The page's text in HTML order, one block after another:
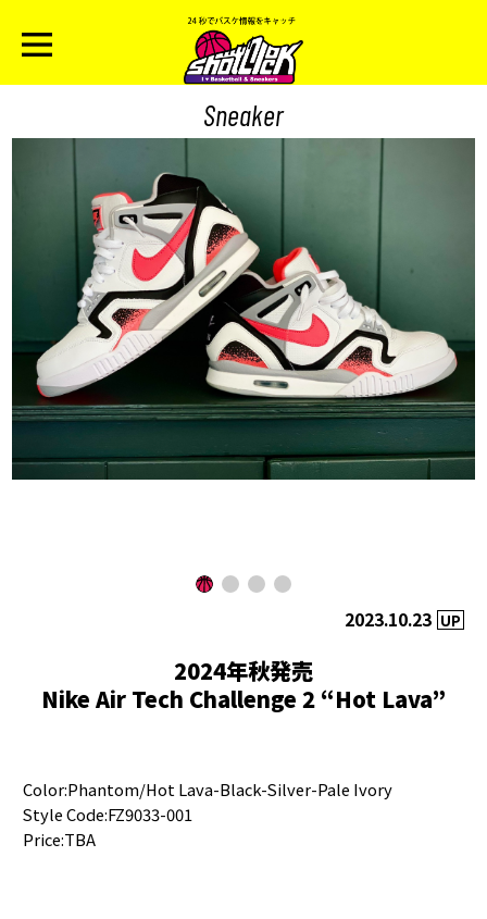
Sneaker
2023.10.23 UP
2024年秋発売
Nike Air Tech Challenge 2 “Hot Lava”
Color:Phantom/Hot Lava-Black-Silver-Pale Ivory
Style Code:FZ9033-001
Price:TBA